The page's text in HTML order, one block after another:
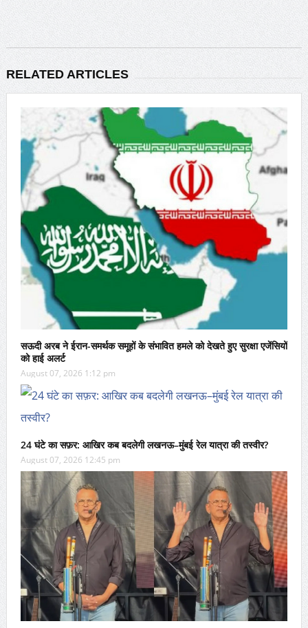
RELATED ARTICLES
सऊदी अरब ने ईरान-समर्थक समूहों के संभावित हमले को देखते हुए सुरक्षा एजेंसियों
को हाई अलर्ट
August 07, 2026 1:12 pm
24 घंटे का सफ़र: आखिर कब बदलेगी लखनऊ–मुंबई रेल यात्रा की तस्वीर?
August 07, 2026 12:45 pm